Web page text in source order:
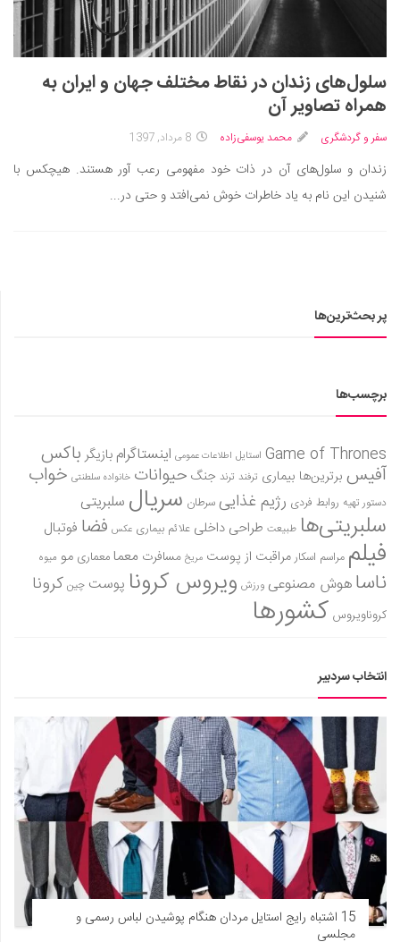
فناوری‌ها
نجوم و هوا فضا
زمین و محیط زیست
خودرو
سرگرمی
دانستنی‌ها
بازی
اخبار
سلول‌های زندان در نقاط مختلف جهان و ایران به
همراه تصاویر آن
سفر و گردشگری محمد یوسفی‌زاده 8 مرداد, 1397
زندان و سلول‌های آن در ذات خود مفهومی رعب آور هستند. هیچکس با
شنیدن این نام به یاد خاطرات خوش نمی‌افتد و حتی در...
پر بحث‌ترین‌ها
برچسب‌ها
Game of Thrones استایل اطلاعات عمومی اینستاگرام بازیگر باکس
آفیس برترین‌ها بیماری ترفند ترند جنگ حیوانات خانواده سلطنتی خواب
دستور تهیه روابط فردی رژیم غذاییسرطان سریال سلبریتی
سلبریتی‌ها طبیعت طراحی داخلی علائم بیماری عکس فضا فوتبال
فیلم مراسم اسکارمراقبت از پوست مریخ مسافرت معمامعماری مو میوه
ناساهوش مصنوعی ورزش ویروس کرونا پوست چین کرونا
کروناویروس کشورها
انتخاب سردبیر
15 اشتباه رایج استایل مردان هنگام پوشیدن لباس رسمی و
مجلسی